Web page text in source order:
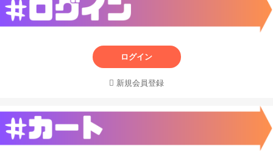
ログイン
新規会員登録